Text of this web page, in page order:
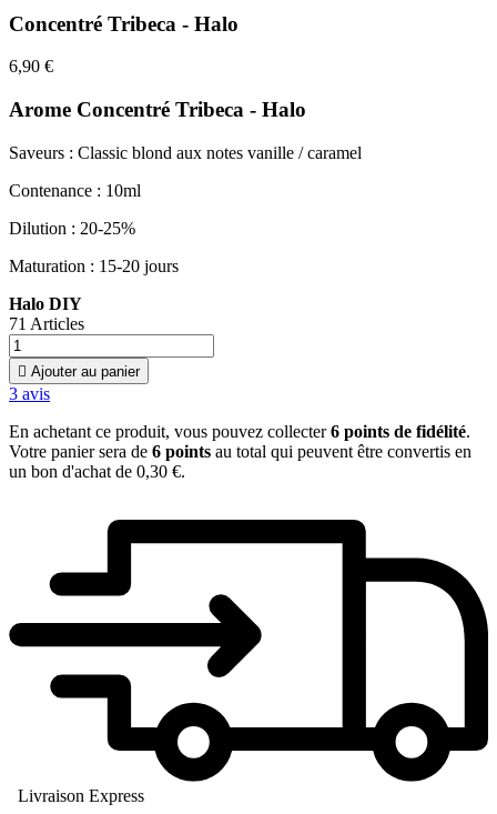
Concentré Tribeca - Halo
6,90 €
Arome Concentré Tribeca - Halo
Saveurs : Classic blond aux notes vanille / caramel
Contenance : 10ml
Dilution : 20-25%
Maturation : 15-20 jours
Halo DIY
71 Articles
 Ajouter au panier
3 avis
En achetant ce produit, vous pouvez collecter6 points de fidélité.
Votre panier sera de 6 points au total qui peuvent être convertis en
un bon d'achat de 0,30 €.
Livraison Express